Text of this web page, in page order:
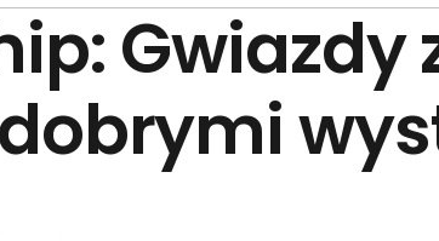
Gwiazdy
dobrymi